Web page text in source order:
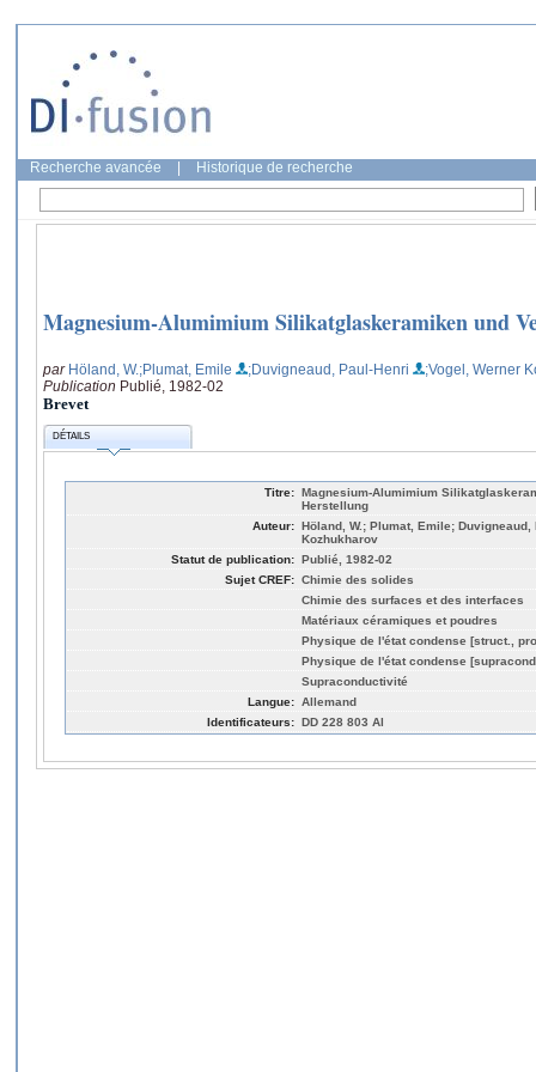
Recherche avancée Historique de recherche
Magnesium-Alumimium Silikatglaskeramiken und
par Höland, W.;Plumat, Emile ;Duvigneaud, Paul-Henri
;Vogel, Werner
Publication Publié, 1982-02
Brevet
DÉTAILS
Titre: Magnesium-Alumimium
Herstellung
Auteur: Höland, W.; Plumat, Emile;
Kozhukharov
Statut de publication: Publié, 1982-02
Sujet CREF: Chimie des solides
Chimie des surfaces et des interfaces
Matériaux céramiques et poudres
Physique de l'état condense [struct.,
Physique de l'état condense
Supraconductivité
Langue: Allemand
Identificateurs: DD 228 803 Al